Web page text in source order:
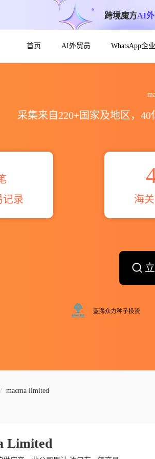
跨境魔方AI
首页 AI外贸员 WhatsApp企
采集来自220+国家及地区，
记录
海
/ macma limited
Limited